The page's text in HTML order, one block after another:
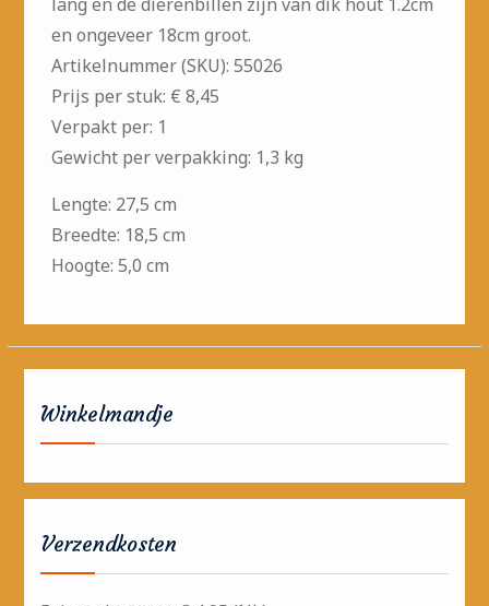
en ongeveer 18cm groot.
Artikelnummer (SKU): 55026
Prijs per stuk: € 8,45
Verpakt per: 1
Gewicht per verpakking: 1,3 kg
Lengte: 27,5 cm
Breedte: 18,5 cm
Hoogte: 5,0 cm
Winkelmandje
Verzendkosten